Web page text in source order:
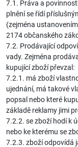
7.1. Práva a
plnění se řídí
(zejména
2174 občanského
7.2. Prodávající
vady. Zejména
kupující zboží převzal:
7.2.1. má zboží
ujednání, má takové
popsal nebo které
základě reklamy jimi
7.2.2. se zboží hodí k
nebo ke kterému se
7.2.3. zboží odpovídá